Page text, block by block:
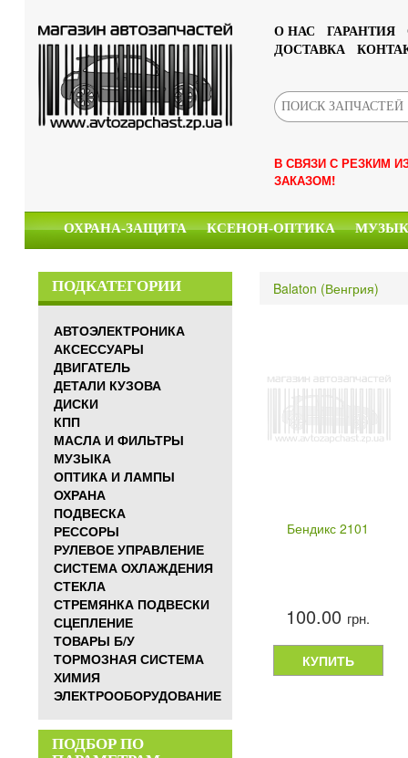
О НАС ГАРАНТИЯ
ДОСТАВКА
В СВЯЗИ С РЕЗКИМ
ЗАКАЗОМ!
ОХРАНА-ЗАЩИТА КСЕНОН-ОПТИКА
ПОДКАТЕГОРИИ
АВТОЭЛЕКТРОНИКА
АКСЕССУАРЫ
ДВИГАТЕЛЬ
ДЕТАЛИ КУЗОВА
ДИСКИ
КПП
МАСЛА И ФИЛЬТРЫ
МУЗЫКА
ОПТИКА И ЛАМПЫ
ОХРАНА
ПОДВЕСКА
РЕССОРЫ
РУЛЕВОЕ УПРАВЛЕНИЕ
СИСТЕМА ОХЛАЖДЕНИЯ
СТЕКЛА
СТРЕМЯНКА ПОДВЕСКИ
СЦЕПЛЕНИЕ
ТОВАРЫ Б/У
ТОРМОЗНАЯ СИСТЕМА
ХИМИЯ
ЭЛЕКТРООБОРУДОВАНИЕ
ПОДБОР ПО
Balaton (Венгрия)
Бендикс 2101
100.00 грн.
КУПИТЬ